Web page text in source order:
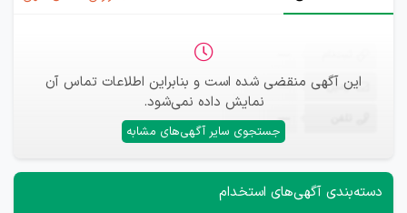
این آگهی منقضی شده است و بنابراین اطلاعات تماس آن
نمایش داده نمی‌شود.
جستجوی سایر آگهی‌های مشابه
ایمیل —
—
دسته‌بندی آگهی‌های استخدام